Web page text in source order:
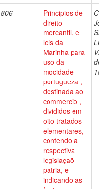
Principios de
direito
mercantil, e
leis da
Marinha para
uso da
mocidade
portugueza ,
destinada ao
commercio ,
divididos em
oito tratados
elementares,
contendo a
respectiva
legislaçaõ
patria, e
indicando as